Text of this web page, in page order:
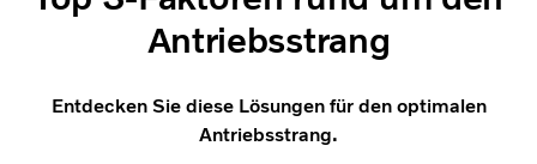
Antriebsstrang
Entdecken Sie diese Lösungen für den optimalen
Antriebsstrang.